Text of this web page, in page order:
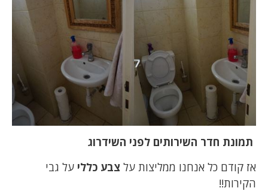
תמונת חדר השירותים לפני השידרוג
אז קודם כל אנחנו ממליצות על צבע כללי על גבי
הקירות!!